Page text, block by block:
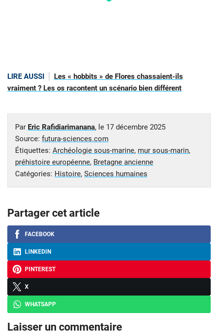
LIRE AUSSI
Les « hobbits » de Flores chassaient-ils
vraiment ? Les os racontent un scénario bien différent
Par Eric Rafidiarimanana, le 17 décembre 2025
Source: futura-sciences.com
Étiquettes: Archéologie sous-marine, mur sous-marin,
préhistoire européenne, Bretagne ancienne
Catégories: Histoire, Sciences humaines
Partager cet article
FACEBOOK
LINKEDIN
PINTEREST
X
WHATSAPP
Laisser un commentaire